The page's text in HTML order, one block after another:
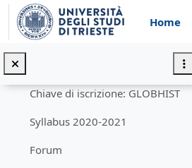
Vai al contenuto principale
Home
Minimizza
Sezione introduttiva. Titolo del corso 2020-2021
Chiave di iscrizione: GLOBHIST
Syllabus 2020-2021
Forum